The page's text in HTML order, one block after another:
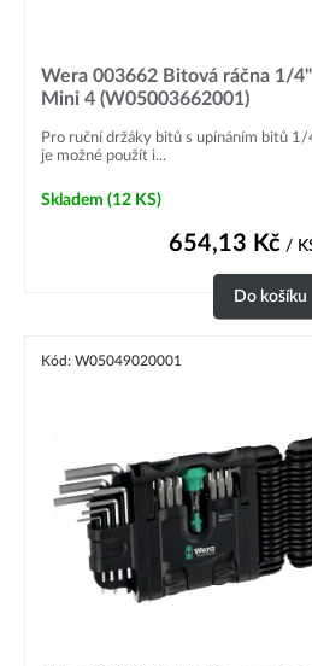
Wera 003662 Bitová ráčna 1/
Mini 4 (W05003662001)
Pro ruční držáky bitů s upínáním bitů
je možné použít i...
Skladem (12 KS)
654,13 Kč /
Do košíku
Kód: W05049020001